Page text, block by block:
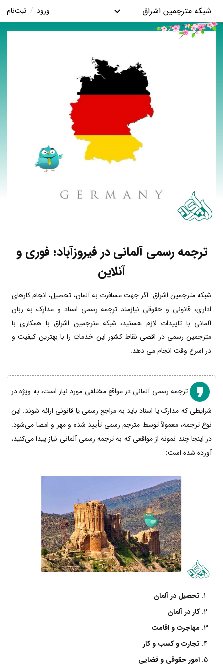
شبکه مترجمین اشراق ورود / ثبت‌نام
ترجمه رسمی آلمانی در فیروزآباد؛ فوری و
آنلاین
شبکه مترجمین اشراق: اگر جهت مسافرت به آلمان، تحصیل، انجام کارهای
اداری، قانونی و حقوقی نیازمند ترجمه رسمی اسناد و مدارک به زبان
آلمانی با تاییدات لازم هستید، شبکه مترجمین اشراق با همکاری با
مترجمین رسمی در اقصی نقاط کشور این خدمات را با بهترین کیفیت و
در اسرع وقت انجام می دهد.
ترجمه رسمی آلمانی در مواقع مختلفی مورد نیاز است، به ویژه در
شرایطی که مدارک یا اسناد باید به مراجع رسمی یا قانونی ارائه شوند. این
نوع ترجمه، معمولاً توسط مترجم رسمی تأیید شده و مهر و امضا می‌شود.
در اینجا چند نمونه از مواقعی که به ترجمه رسمی آلمانی نیاز پیدا می‌کنید،
آورده شده است:
تحصیل در آلمان
کار در آلمان
مهاجرت و اقامت
تجارت و کسب و کار
امور حقوقی و قضایی